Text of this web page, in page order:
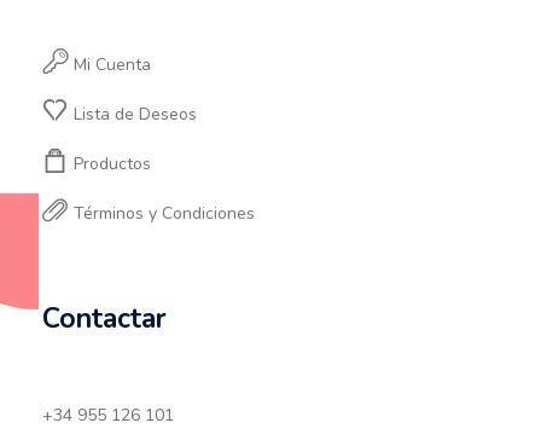
Mi Cuenta
Lista de Deseos
Productos
Términos y Condiciones
Contactar
+34 955 126 101